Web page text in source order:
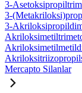
3-
3-
3-
Mercapto Silanlar